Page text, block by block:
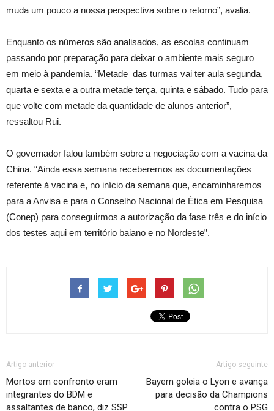
muda um pouco a nossa perspectiva sobre o retorno”, avalia.
Enquanto os números são analisados, as escolas continuam
passando por preparação para deixar o ambiente mais seguro
em meio à pandemia. “Metade das turmas vai ter aula segunda,
quarta e sexta e a outra metade terça, quinta e sábado. Tudo para
que volte com metade da quantidade de alunos anterior”,
ressaltou Rui.
O governador falou também sobre a negociação com a vacina da
China. “Ainda essa semana receberemos as documentações
referente à vacina e, no início da semana que, encaminharemos
para a Anvisa e para o Conselho Nacional de Ética em Pesquisa
(Conep) para conseguirmos a autorização da fase três e do início
dos testes aqui em território baiano e no Nordeste”.
Artigo anterior
Mortos em confronto eram
integrantes do BDM e
assaltantes de banco, diz SSP
Artigo seguinte
Bayern goleia o Lyon e avança
para decisão da Champions
contra o PSG